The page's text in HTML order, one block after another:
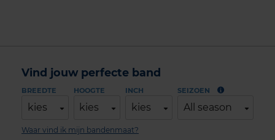
Vind jouw perfecte band
BREEDTE
kies
HOOGTE
kies
INCH
kies
SEIZOEN
All season
Waar vind ik mijn bandenmaat?